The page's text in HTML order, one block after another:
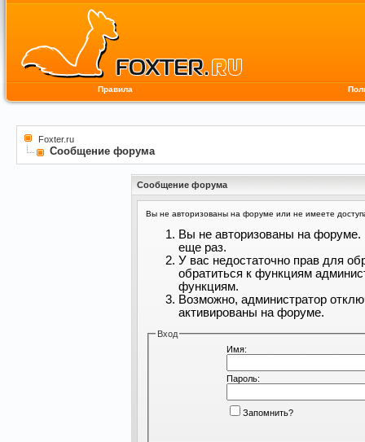
Правила
Foxter.ru
Сообщение форума
Сообщение форума
Вы не авторизованы на форуме или не имеете
Вы не авторизованы на форуме.
еще раз.
У вас недостаточно прав для
обратиться к функциям
функциям.
Возможно, администратор
активированы на форуме.
Вход
Имя:
Пароль:
Запомнить?